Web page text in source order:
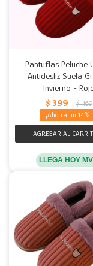
Pantuflas Peluche
Antidesliz Suela
Invierno -
$ 399 $ 469
14
LLEGA HOY